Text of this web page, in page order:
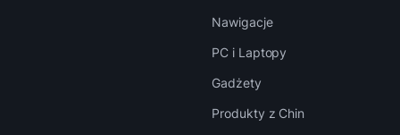
Nawigacje
PC i Laptopy
Gadżety
Produkty z Chin